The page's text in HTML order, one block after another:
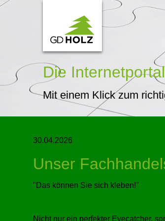
Die
Mit einem Klick zum
30.04.2026
Unser
Das können Sie sich kleben!
Nicht nur ein perfekter Eyecatcher,